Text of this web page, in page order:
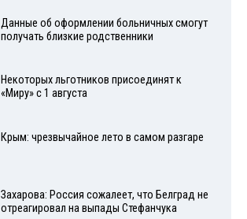
Данные об оформлении больничных смогут
получать близкие родственники
Некоторых льготников присоединят к
«Миру» с 1 августа
Крым: чрезвычайное лето в самом разгаре
Захарова: Россия сожалеет, что Белград не
отреагировал на выпады Стефанчука